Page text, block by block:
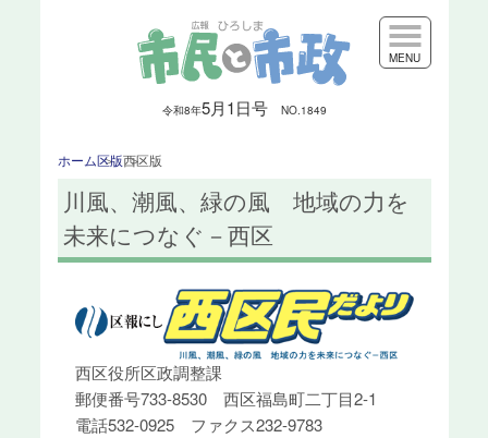
令和8年5月1日号 NO.1849
MENU
ホーム区版西区版
川風、潮風、緑の風 地域の力を
未来につなぐ－西区
西区役所区政調整課
郵便番号733-8530 西区福島町二丁目2-1
電話532-0925 ファクス232-9783